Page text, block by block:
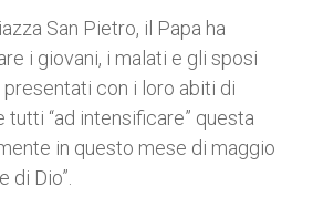
r
San Pietro, il Papa ha
i giovani, i malati e gli sposi
con i loro abiti di
tutti “ad intensificare” questa
in questo mese di maggio
di Dio”.